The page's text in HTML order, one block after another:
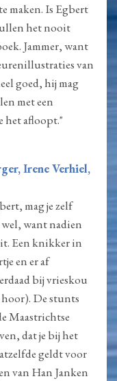
maken. Is Egbert
het nooit
Jammer, want
van
goed, hij mag
met een
het afloopt."
Irene Verhiel,
mag je zelf
want nadien
Een knikker in
en er af
bij vrieskou
De stunts
Maastrichtse
dat je bij het
geldt voor
van Han Janken